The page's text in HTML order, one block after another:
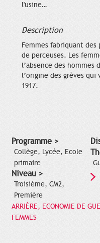
l'usine…
Description
Femmes fabriquant des
de perceuses. Les
l’absence des hommes
l’origine des grèves
1917.
Programme >
Collège, Lycée, Ecole
primaire
Niveau >
Troisième, CM2,
Première
ARRIÈRE, ECONOMIE DE
FEMMES